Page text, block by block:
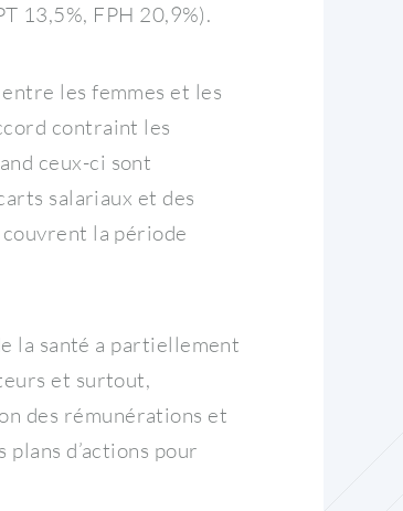
13,5%, FPH 20,9%).
les femmes et les
contraint les
ceux-ci sont
salariaux et des
la période
la santé a partiellement
et surtout,
des rémunérations et
d’actions pour